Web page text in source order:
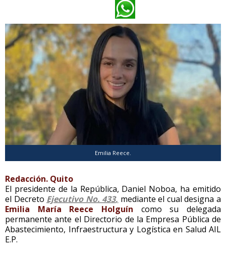
Emilia Reece.
Redacción. Quito
El presidente de la República, Daniel Noboa, ha emitido
el Decreto Ejecutivo No. 433, mediante el cual designa a
Emilia María Reece Holguín como su delegada
permanente ante el Directorio de la Empresa Pública de
Abastecimiento, Infraestructura y Logística en Salud AIL
E.P.